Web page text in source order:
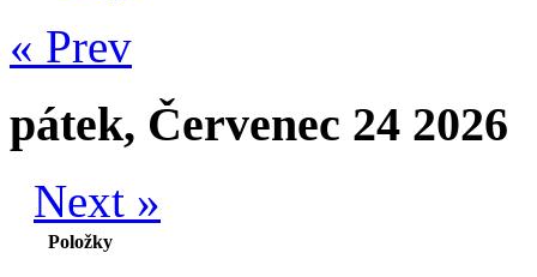
« Prev
pátek, Červenec 24 2026
Next »
Položky